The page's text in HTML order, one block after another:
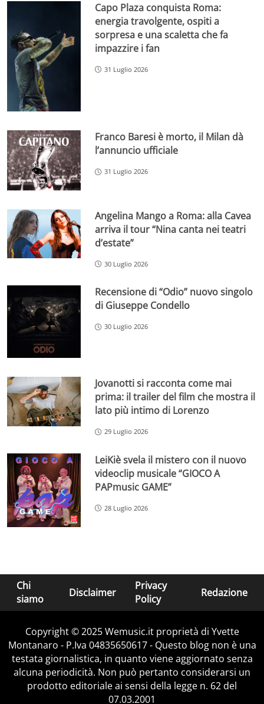
Capo Plaza conquista Roma:
energia travolgente, ospiti a
sorpresa e una scaletta che fa
impazzire i fan
31 Luglio 2026
Franco Baresi è morto, il Milan dà
l’annuncio ufficiale
31 Luglio 2026
Angelina Mango a Roma: alla Cavea
arriva il tour “Nina canta nei teatri
d’estate”
30 Luglio 2026
Recensione di “Odio” nuovo singolo
di Giuseppe Condello
30 Luglio 2026
Jovanotti si racconta come mai
prima: il trailer del film che mostra il
lato più intimo di Lorenzo
29 Luglio 2026
LeiKiè svela il mistero con il nuovo
videoclip musicale “GIOCO A
PAPmusic GAME”
28 Luglio 2026
Chi
siamo
Disclaimer
Privacy
Policy
Redazione
Copyright © 2025 Wemusic.it proprietà di Yvette
Montanaro - P.Iva 04835650617 - Questo blog non è una
testata giornalistica, in quanto viene aggiornato senza
alcuna periodicità. Non può pertanto considerarsi un
prodotto editoriale ai sensi della legge n. 62 del
07.03.2001